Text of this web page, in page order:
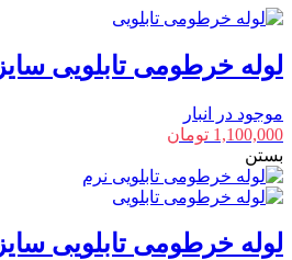
لوله خرطومی تابلویی سایز 9
موجود در انبار
1,100,000 تومان
بستن
لوله خرطومی تابلویی سایز 4